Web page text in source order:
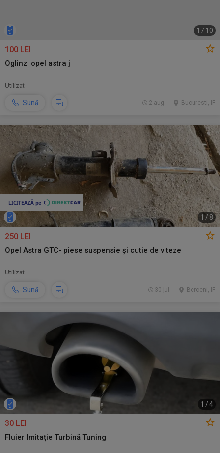
1 / 10
100 LEI
Oglinzi opel astra j
Utilizat
Sună Bucuresti, IF
2 aug.
1 / 8
250 LEI
Opel Astra GTC- piese suspensie și cutie de viteze
Utilizat
Sună Berceni, IF
30 jul.
1 /4
30 LEI
Fluier Imitație Turbină Tuning